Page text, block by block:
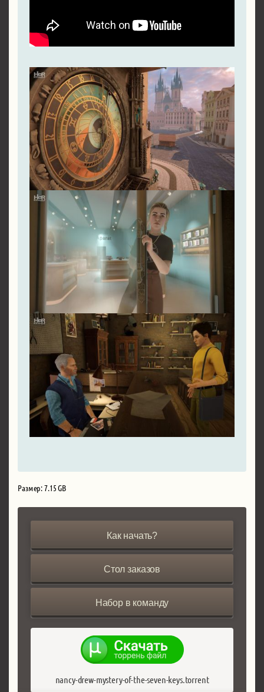
Размер: 7.15 GB
Как начать?
Стол заказов
Набор в команду
nancy-drew-mystery-of-the-seven-keys.torrent